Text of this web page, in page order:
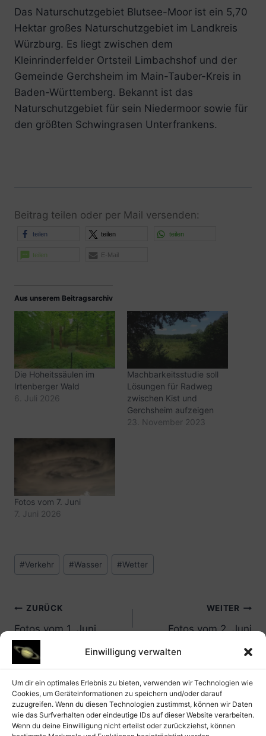
Einwilligung verwalten
Um dir ein optimales Erlebnis zu bieten, verwenden wir Technologien wie
Cookies, um Geräteinformationen zu speichern und/oder darauf
zuzugreifen. Wenn du diesen Technologien zustimmst, können wir Daten
wie das Surfverhalten oder eindeutige IDs auf dieser Website verarbeiten.
Wenn du deine Einwilligung nicht erteilst oder zurückziehst, können
Das Naturschutzgebiet Blutsee-Moor ist ein 5,70
Hektar großes Naturschutzgebiet im Landkreis
Würzburg. Es liegt zwischen dem
Kleinrinderfelder Ortsteil Limbachshof und der
Gemeinde Gerchsheim im Main-Tauber-Kreis in
Baden-Württemberg. Bekannt ist das
Naturschutzgebiet für sein Niedermoor sowie für
den größten Schwingrasen Unterfrankens.
Beitrag teilen oder per Mail versenden:
teilen teilen teilen
teilen E-Mail
Aus unserem Beitragsarchiv
Die Hoheitssäulen im
Irtenberger Wald
6. Juli 2026
Machbarkeitsstudie soll
Lösungen für Radweg
zwischen Kist und
Gerchsheim aufzeigen
23. November 2023
Fotos vom 7. Juni
7. Juni 2026
Schlagworte:
#Verkehr #Wasser #Wetter
Beitrags-
Navigation
ZURÜCK
Fotos vom 1. Juni
WEITER
Fotos vom 2. Juni